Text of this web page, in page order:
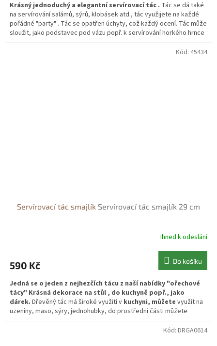
Krásný jednoduchý a elegantní servírovací tác . Tác se dá také
na servírování salámů, sýrů, klobásek atd., tác využijete na každé
pořádné "party" . Tác se opatřen úchyty, což každý ocení. Tác může
sloužit, jako podstavec pod vázu popř. k servírování horkého hrnce
s polévkou, servírování oběda nebo svačinky.
Servírovací tác smajlík Servírovací tác smajlík 29 cm
Ihned k odeslání
590 Kč Do košíku
Jedná se o jeden z nejhezčích tácu z naší nabídky "ořechové
tácy" Krásná dekorace na stůl , do kuchyně popř., jako
dárek. Dřevěný tác má široké využití v kuchyni, můžete využít na
uzeniny, maso, sýry, jednohubky, do prostřední části můžete
doplnit omáčky nebo dip. Je tovkusnýdoplněk každého stolu.
Můžete také využít na oříšky, pistácie, chipsy s dipem.
Kód: 45434
Kód: DRGA0614